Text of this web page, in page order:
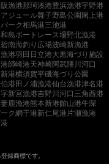
漁港那珂湊港豊浜漁港宇野港
アジュール舞子野島公園閖上港
ーク相馬港三池港
島ボートレース場野北漁港
碧南海釣り広場波崎新漁港
港羽田 日立港大黒海づり施設
師崎港天神崎阿武隈川河口
港横須賀平磯海づり公園
港田ノ浦漁港仙台漁港津名港
新宮漁港吉野川河口 三角西港
妻鹿漁港熊本新港館山港牛深
ク網干港新仁尾港 片瀬漁港
録商標です。